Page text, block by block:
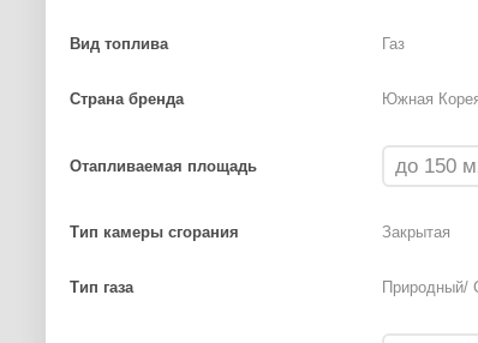
Вид топлива Газ
Страна бренда Южная
Отапливаемая площадь
Тип камеры сгорания Закрытая
Тип газа Природный/